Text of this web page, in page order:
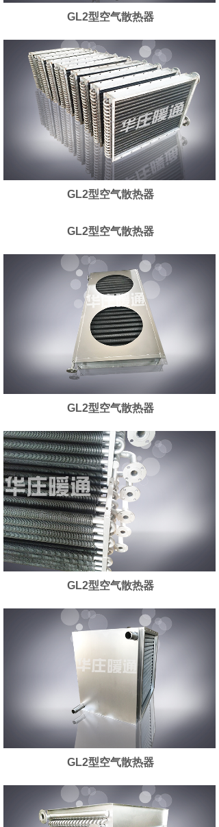
GL2型空气散热器
GL2型空气散热器
GL2型空气散热器
GL2型空气散热器
GL2型空气散热器
GL2型空气散热器